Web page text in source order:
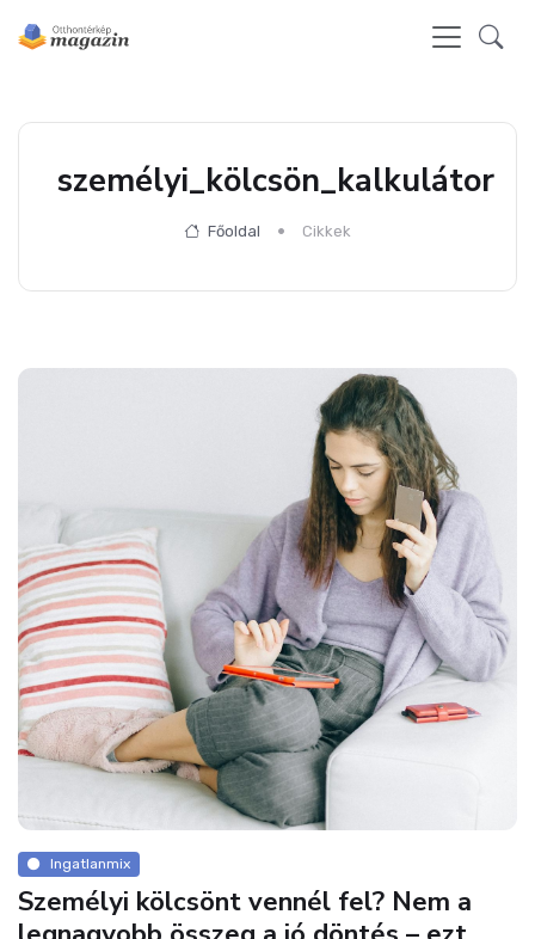
személyi_kölcsön_kalkulátor
Főoldal Cikkek
Ingatlanmix
Személyi kölcsönt vennél fel? Nem a